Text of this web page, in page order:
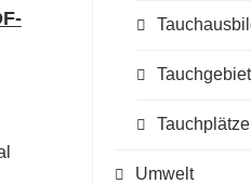
Umwelt